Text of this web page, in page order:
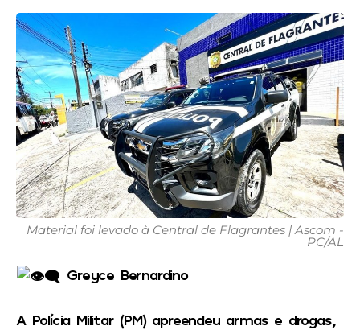
Material foi levado à Central de Flagrantes | Ascom -
PC/AL
Greyce Bernardino
A Polícia Militar (PM) apreendeu armas e drogas,